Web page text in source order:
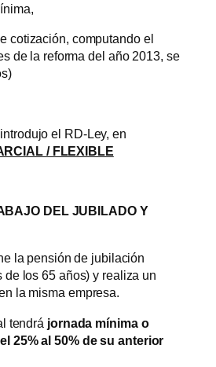
cotización, computando el
de la reforma del año 2013, se
el RD-Ley, en
/ FLEXIBLE
DEL JUBILADO Y
la pensión de jubilación
de los 65 años) y realiza un
la misma empresa.
tendrá jornada mínima o
25% al 50% de su anterior